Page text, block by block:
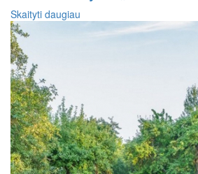
Skaityti daugiau